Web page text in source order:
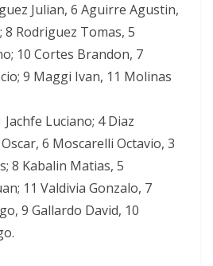
Julian, 6 Aguirre Agustin,
Rodriguez Tomas, 5
10 Cortes Brandon, 7
9 Maggi Ivan, 11 Molinas
Luciano; 4 Diaz
6 Moscarelli Octavio, 3
8 Kabalin Matias, 5
11 Valdivia Gonzalo, 7
9 Gallardo David, 10